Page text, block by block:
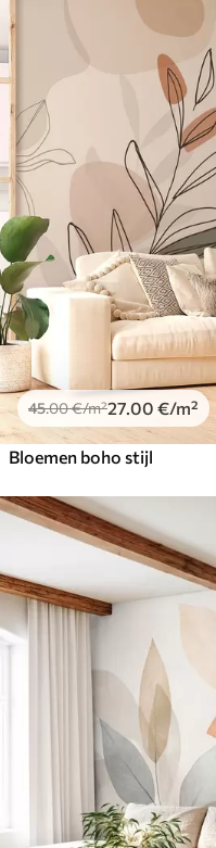
45.00€/m²27.00 €/m²
Bloemen boho stijl